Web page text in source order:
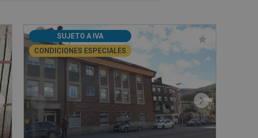
SUJETO A IVA
CONDICIONES ESPECIALES